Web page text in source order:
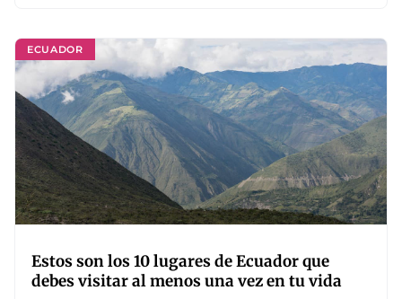
ECUADOR
Estos son los 10 lugares de Ecuador que
debes visitar al menos una vez en tu vida